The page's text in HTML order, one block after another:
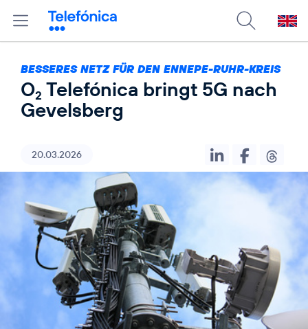
BESSERES NETZ FÜR DEN ENNEPE-RUHR-KREIS
O2 Telefónica bringt 5G nach
Gevelsberg
20.03.2026